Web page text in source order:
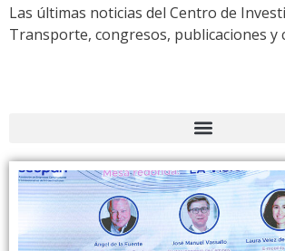
Las últimas noticias del Centro de
Transporte, congresos, publicaciones y